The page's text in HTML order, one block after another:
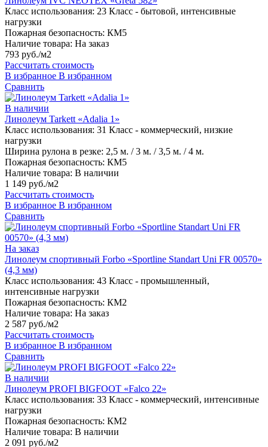
Класс использования: 23 Класс - бытовой, интенсивные
нагрузки
Пожарная безопасность: КМ5
Наличие товара: На заказ
793 руб./м2
Рассчитать стоимость
В избранное В избранном
Сравнить
В наличии
Линолеум Tarkett «Adalia 1»
Класс использования: 31 Класс - коммерческий, низкие
нагрузки
Ширина рулона в резке: 2,5 м. / 3 м. / 3,5 м. / 4 м.
Пожарная безопасность: КМ5
Наличие товара: В наличии
1 149 руб./м2
Рассчитать стоимость
В избранное В избранном
Сравнить
На заказ
Линолеум спортивный Forbo «Sportline Standart Uni FR 00570»
(4,3 мм)
Класс использования: 43 Класс - промышленный,
интенсивные нагрузки
Пожарная безопасность: КМ2
Наличие товара: На заказ
2 587 руб./м2
Рассчитать стоимость
В избранное В избранном
Сравнить
В наличии
Линолеум PROFI BIGFOOT «Falco 22»
Класс использования: 33 Класс - коммерческий, интенсивные
нагрузки
Пожарная безопасность: КМ2
Наличие товара: В наличии
2 091 руб./м2